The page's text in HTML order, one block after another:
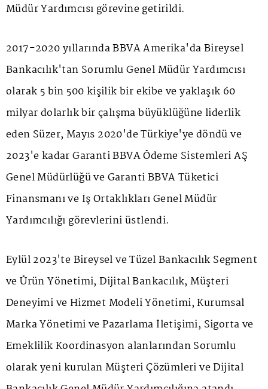
Müdür Yardımcısı görevine getirildi.
2017-2020 yıllarında BBVA Amerika'da Bireysel
Bankacılık'tan Sorumlu Genel Müdür Yardımcısı
olarak 5 bin 500 kişilik bir ekibe ve yaklaşık 60
milyar dolarlık bir çalışma büyüklüğüne liderlik
eden Süzer, Mayıs 2020'de Türkiye'ye döndü ve
2023'e kadar Garanti BBVA Ödeme Sistemleri AŞ
Genel Müdürlüğü ve Garanti BBVA Tüketici
Finansmanı ve İş Ortaklıkları Genel Müdür
Yardımcılığı görevlerini üstlendi.
Eylül 2023'te Bireysel ve Tüzel Bankacılık Segment
ve Ürün Yönetimi, Dijital Bankacılık, Müşteri
Deneyimi ve Hizmet Modeli Yönetimi, Kurumsal
Marka Yönetimi ve Pazarlama İletişimi, Sigorta ve
Emeklilik Koordinasyon alanlarından Sorumlu
olarak yeni kurulan Müşteri Çözümleri ve Dijital